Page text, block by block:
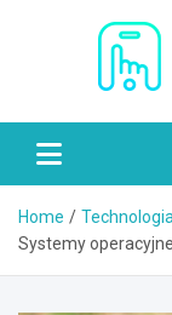
Home
Technologia
Systemy